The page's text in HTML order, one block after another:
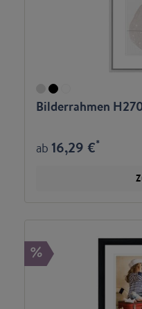
Bilderrahmen
ab16,29 €*
%